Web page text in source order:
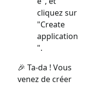
cliquez sur
"Create
application
".
🎉 Ta-da ! Vous
venez de créer